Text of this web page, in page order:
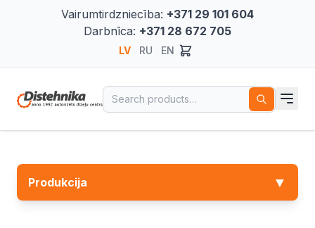
Vairumtirdzniecība: +371 29 101 604
Darbnīca: +371 28 672 705
LV RU EN
Search for:
Produkcija ▼